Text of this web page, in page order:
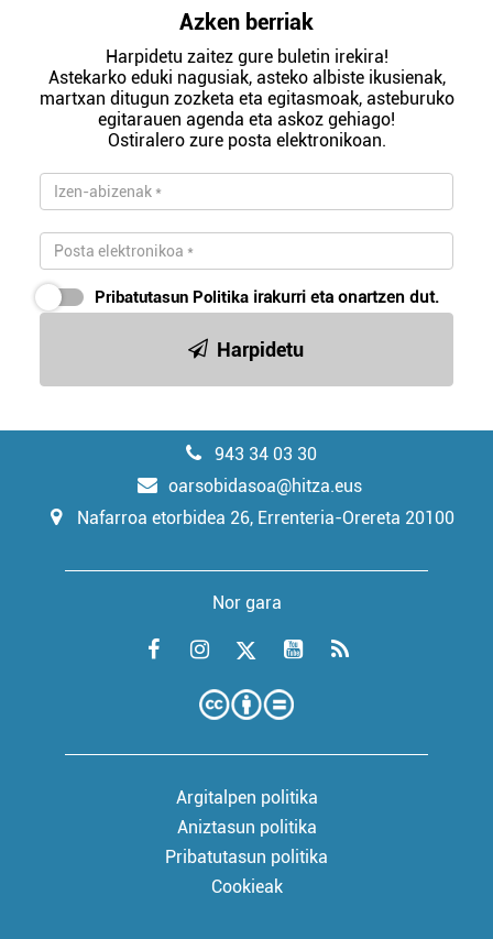
Azken berriak
Harpidetu zaitez gure buletin irekira!
Astekarko eduki nagusiak, asteko albiste ikusienak,
martxan ditugun zozketa eta egitasmoak, asteburuko
egitarauen agenda eta askoz gehiago!
Ostiralero zure posta elektronikoan.
Pribatutasun Politika irakurri eta onartzen dut.
Harpidetu
943 34 03 30
oarsobidasoa@hitza.eus
Nafarroa etorbidea 26, Errenteria-Orereta 20100
Nor gara
Argitalpen politika
Aniztasun politika
Pribatutasun politika
Cookieak